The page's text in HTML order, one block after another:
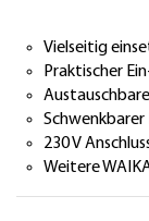
Vielseitig
Praktischer
230 V
Weitere